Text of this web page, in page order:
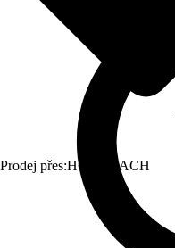
Prodej přes:HORNBACH